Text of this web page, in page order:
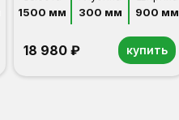
1500 мм
300 мм
900 мм
18 980 ₽ купить